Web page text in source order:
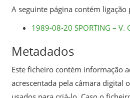
A seguinte página contém ligação
1989-08-20 SPORTING – V.
Metadados
Este ficheiro contém informação
acrescentada pela câmara digital